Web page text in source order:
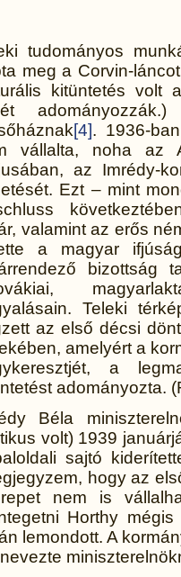
tudományos
meg a Corvin-
kitüntetés volt
[4]. 1936-
vállalta, noha az
az Imrédy-
Ezt – mint
valamint az erős
a magyar
bizottság
Teleki
az első décsi
amelyért a
a
adományozta.
Béla
volt) 1939
sajtó
hogy az
nem is
Horthy
lemondott. A